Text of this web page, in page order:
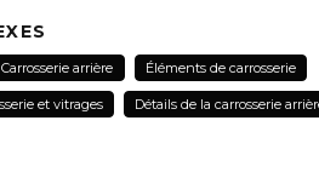
au sujet de ce produit...
Carrosserie arrière Éléments de carrosserie
et vitrages Détails de la carrosserie